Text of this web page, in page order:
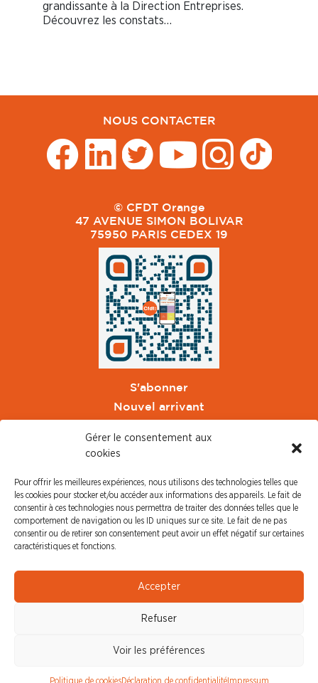
Gérer le consentement aux
cookies
Pour offrir les meilleures expériences, nous utilisons des technologies telles que
les cookies pour stocker et/ou accéder aux informations des appareils. Le fait de
consentir à ces technologies nous permettra de traiter des données telles que le
comportement de navigation ou les ID uniques sur ce site. Le fait de ne pas
consentir ou de retirer son consentement peut avoir un effet négatif sur certaines
caractéristiques et fonctions.
Accepter
Refuser
Voir les préférences
Politique de cookiesDéclaration de confidentialitéImpressum
grandissante à la Direction Entreprises.
Découvrez les constats…
NOUS CONTACTER
© CFDT Orange
47 AVENUE SIMON BOLIVAR
75950 PARIS CEDEX 19
S'abonner
Nouvel arrivant
CFDT Cadres
CFDT Retraités
L'UFFA
PRESSE
Communiqué de Presse
Revue de Presse
© CFDT Orange | Mentions Légales | Protection des